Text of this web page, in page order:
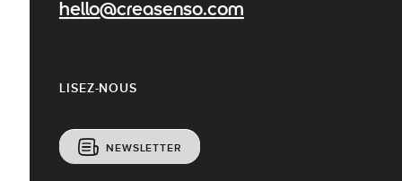
hello@creasenso.com
LISEZ-NOUS
NEWSLETTER